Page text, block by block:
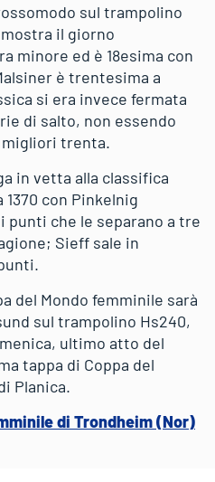
sul trampolino
il giorno
minore ed è 18esima con
è trentesima a
si era invece fermata
di salto, non essendo
trenta.
in vetta alla classifica
con Pinkelnig
i punti che le separano a tre
Sieff sale in
del Mondo femminile sarà
sul trampolino Hs240,
ultimo atto del
tappa di Coppa del
Planica.
di Trondheim (Nor)